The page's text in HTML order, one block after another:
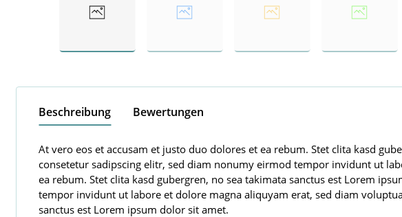
Beschreibung Bewertungen
At vero eos et accusam et justo duo dolores et ea rebum. Stet clita kasd
consetetur sadipscing elitr, sed diam nonumy eirmod tempor invidunt ut
ea rebum. Stet clita kasd gubergren, no sea takimata sanctus est Lorem
tempor invidunt ut labore et dolore magna aliquyam erat, sed diam
sanctus est Lorem ipsum dolor sit amet.